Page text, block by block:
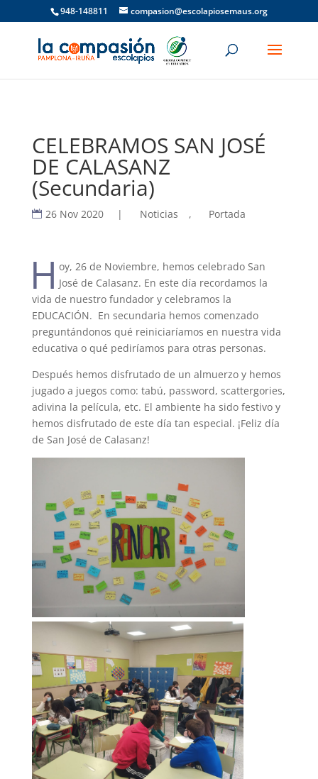
948-148811 compasion@escolapiosemaus.org
CELEBRAMOS SAN JOSÉ
DE CALASANZ
(Secundaria)
26 Nov 2020 | Noticias , Portada
H oy, 26 de Noviembre, hemos celebrado San
José de Calasanz. En este día recordamos la
vida de nuestro fundador y celebramos la
EDUCACIÓN. En secundaria hemos comenzado
preguntándonos qué reiniciaríamos en nuestra vida
educativa o qué pediríamos para otras personas.
Después hemos disfrutado de un almuerzo y hemos
jugado a juegos como: tabú, password, scattergories,
adivina la película, etc. El ambiente ha sido festivo y
hemos disfrutado de este día tan especial. ¡Feliz día
de San José de Calasanz!